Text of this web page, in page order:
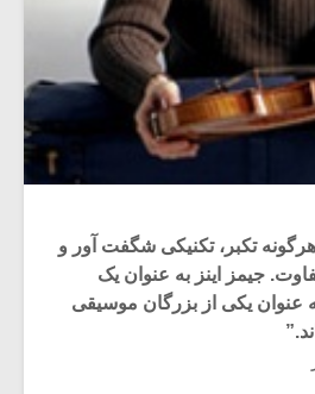
تکبر، تکنیکی شگفت آور و
جیمز اینز به عنوان یک
عنوان یکی از بزرگان موسیقی